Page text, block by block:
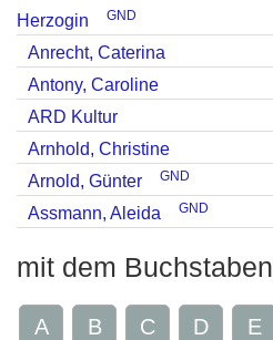
Herzogin
GND
Anrecht, Caterina
Antony, Caroline
ARD Kultur
Arnhold, Christine
Arnold, Günter
GND
Assmann, Aleida GND
mit dem Buchstaben
A B C D E